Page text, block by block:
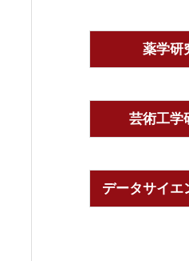
薬学研
芸術工学
データサイエ